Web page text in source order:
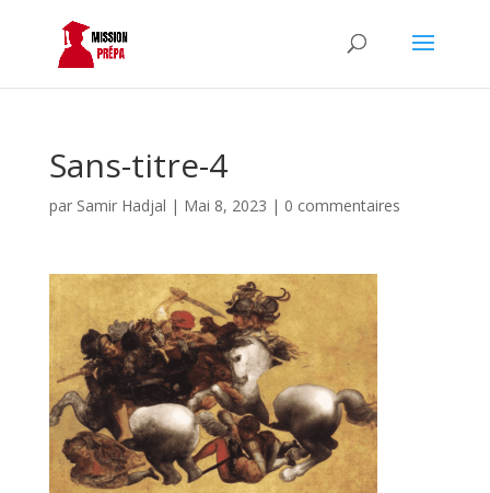
Sans-titre-4
par Samir Hadjal | Mai 8, 2023 | 0 commentaires